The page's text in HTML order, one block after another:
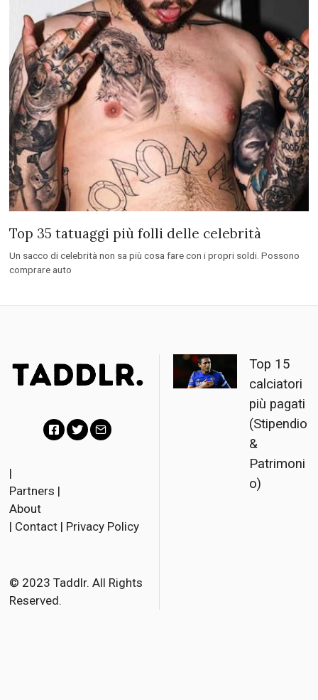
Top 35 tatuaggi più folli delle celebrità
Un sacco di celebrità non sa più cosa fare con i propri soldi. Possono
comprare auto
c
o
k
r
l
|
Partners |
About
| Contact | Privacy Policy
© 2023 Taddlr. All Rights
Reserved.
Top 15
calciatori
più pagati
(Stipendio
&
Patrimoni
o)